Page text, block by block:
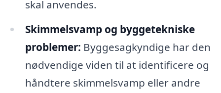
skal anvendes.
Skimmelsvamp og byggetekniske
problemer: Byggesagkyndige har den
nødvendige viden til at identificere og
håndtere skimmelsvamp eller andre